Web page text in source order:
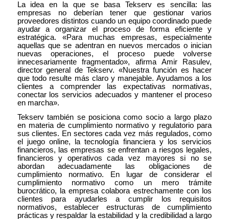
La idea en la que se basa Tekserv es sencilla: las
empresas no deberían tener que gestionar varios
proveedores distintos cuando un equipo coordinado puede
ayudar a organizar el proceso de forma eficiente y
estratégica. «Para muchas empresas, especialmente
aquellas que se adentran en nuevos mercados o inician
nuevas operaciones, el proceso puede volverse
innecesariamente fragmentado», afirma Amir Rasulev,
director general de Tekserv. «Nuestra función es hacer
que todo resulte más claro y manejable. Ayudamos a los
clientes a comprender las expectativas normativas,
conectar los servicios adecuados y mantener el proceso
en marcha».
Tekserv también se posiciona como socio a largo plazo
en materia de cumplimiento normativo y regulatorio para
sus clientes. En sectores cada vez más regulados, como
el juego online, la tecnología financiera y los servicios
financieros, las empresas se enfrentan a riesgos legales,
financieros y operativos cada vez mayores si no se
abordan adecuadamente las obligaciones de
cumplimiento normativo. En lugar de considerar el
cumplimiento normativo como un mero trámite
burocrático, la empresa colabora estrechamente con los
clientes para ayudarles a cumplir los requisitos
normativos, establecer estructuras de cumplimiento
prácticas y respaldar la estabilidad y la credibilidad a largo